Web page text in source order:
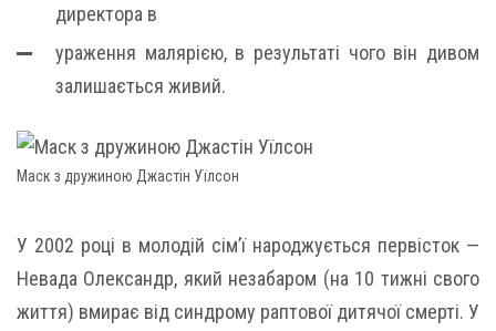
директора в
ураження малярією, в результаті чого він дивом
залишається живий.
Маск з дружиною Джастін Уїлсон
У 2002 році в молодій сім’ї народжується первісток —
Невада Олександр, який незабаром (на 10 тижні свого
життя) вмирає від синдрому раптової дитячої смерті. У